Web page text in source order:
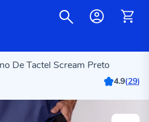
De Tactel Scream Preto
4.9(29)